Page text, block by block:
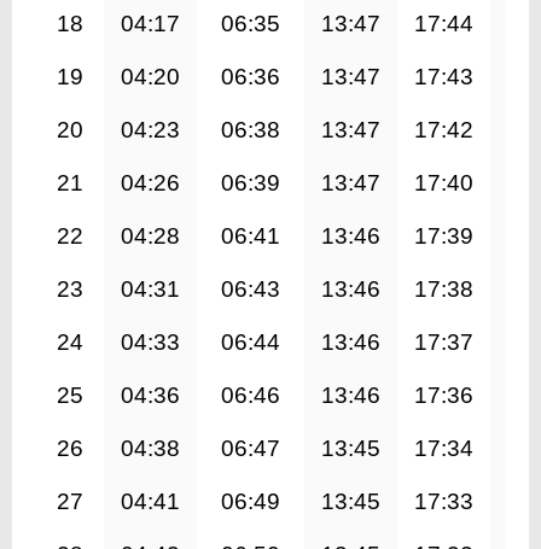
18 04:17 06:35 13:47 17:44
19 04:20 06:36 13:47 17:43
20 04:23 06:38 13:47 17:42
21 04:26 06:39 13:47 17:40
22 04:28 06:41 13:46 17:39
23 04:31 06:43 13:46 17:38
24 04:33 06:44 13:46 17:37
25 04:36 06:46 13:46 17:36
26 04:38 06:47 13:45 17:34
27 04:41 06:49 13:45 17:33